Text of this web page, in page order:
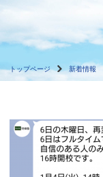
トップページ 新着情報